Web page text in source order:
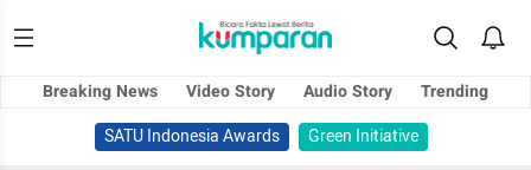
Breaking News Video Story Audio Story
Trending
SATU Indonesia Awards
Green Initiative